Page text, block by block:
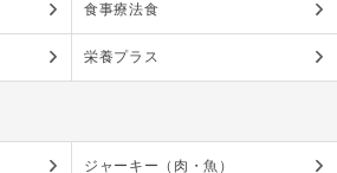
食事療法食
栄養プラス
ジャーキー（肉・魚）